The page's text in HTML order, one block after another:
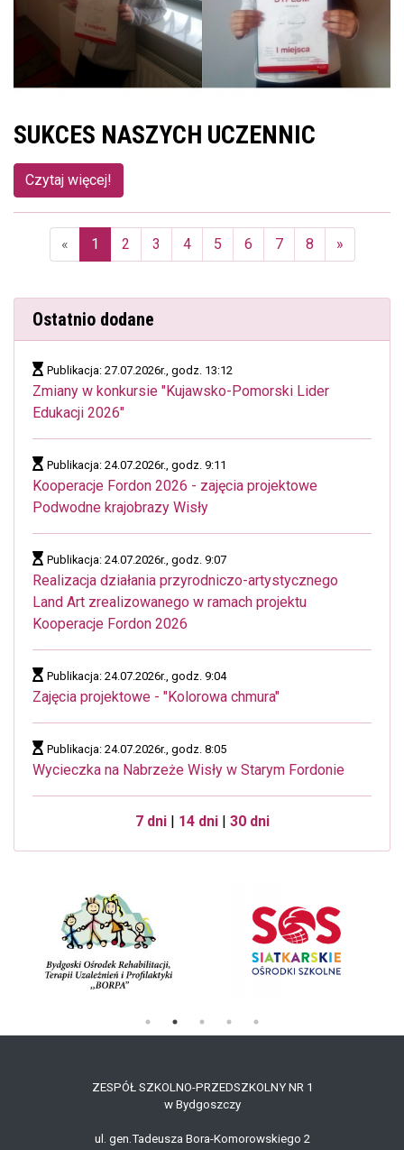
SUKCES NASZYCH UCZENNIC
Czytaj więcej!
«
1
2 3 4 5 6 7 8 »
Ostatnio dodane
Publikacja: 27.07.2026r., godz. 13:12
Zmiany w konkursie "Kujawsko-Pomorski Lider
Edukacji 2026"
Publikacja: 24.07.2026r., godz. 9:11
Kooperacje Fordon 2026 - zajęcia projektowe
Podwodne krajobrazy Wisły
Publikacja: 24.07.2026r., godz. 9:07
Realizacja działania przyrodniczo-artystycznego
Land Art zrealizowanego w ramach projektu
Kooperacje Fordon 2026
Publikacja: 24.07.2026r., godz. 9:04
Zajęcia projektowe - "Kolorowa chmura"
Publikacja: 24.07.2026r., godz. 8:05
Wycieczka na Nabrzeże Wisły w Starym Fordonie
7 dni| 14 dni| 30 dni
ZESPÓŁ SZKOLNO-PRZEDSZKOLNY NR 1
w Bydgoszczy
ul. gen.Tadeusza Bora-Komorowskiego 2